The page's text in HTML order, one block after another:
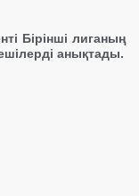
Бірінші лиганың
анықтады.